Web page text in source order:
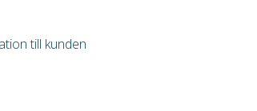
till kunden